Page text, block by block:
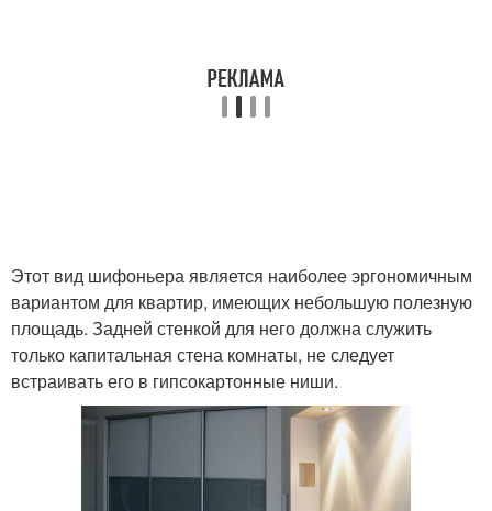
Этот вид шифоньера является наиболее эргономичным
вариантом для квартир, имеющих небольшую полезную
площадь. Задней стенкой для него должна служить
только капитальная стена комнаты, не следует
встраивать его в гипсокартонные ниши.